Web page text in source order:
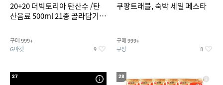
20+20 더빅토리아 탄산수 /탄
산음료 500ml 21종 골라담기
구매 999+
G마켓 9
쿠팡트래블, 숙박 세일 페스타
구매 999+
쿠팡 8
27 28